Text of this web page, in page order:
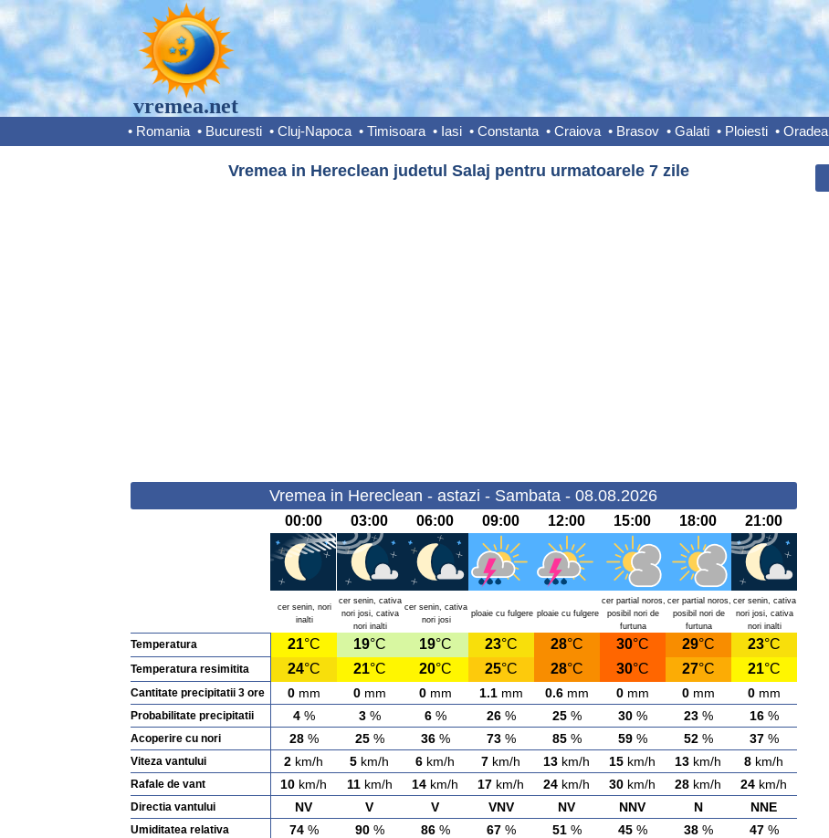
vremea.net
• Romania • Bucuresti • Cluj-Napoca • Timisoara • Iasi • Constanta • Craiova • Brasov • Galati • Ploiesti • Oradea
Vremea in Hereclean judetul Salaj pentru urmatoarele 7 zile
Vremea in Hereclean - astazi - Sambata - 08.08.2026
00:00 03:00 06:00 09:00 12:00 15:00 18:00 21:00
cer senin, nori
inalti
cer senin, cativa
nori josi, cativa
nori inalti
cer senin, cativa
nori josi
ploaie cu fulgere ploaie cu fulgere
cer partial noros,
posibil nori de
furtuna
cer partial noros,
posibil nori de
furtuna
cer senin, cativa
nori josi, cativa
nori inalti
Temperatura 21°C 19°C 19°C 23°C 28°C 30°C 29°C 23°C
Temperatura resimitita 24°C 21°C 20°C 25°C 28°C 30°C 27°C 21°C
Cantitate precipitatii 3 ore 0mm 0mm 0mm 1.1mm 0.6mm 0mm 0mm 0mm
Probabilitate precipitatii 4% 3% 6% 26% 25% 30% 23% 16%
Acoperire cu nori 28% 25% 36% 73% 85% 59% 52% 37%
Viteza vantului 2 km/h 5 km/h 6 km/h 7 km/h 13 km/h 15 km/h 13 km/h 8 km/h
Rafale de vant 10 km/h 11km/h 14 km/h 17 km/h 24 km/h 30 km/h 28 km/h 24 km/h
Directia vantului NV V V VNV NV NNV N NNE
Umiditatea relativa 74% 90% 86% 67% 51% 45% 38% 47%